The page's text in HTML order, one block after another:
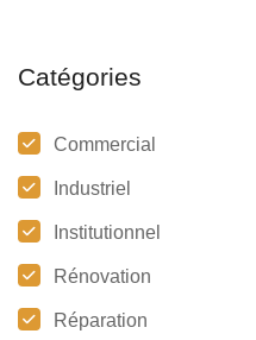
Catégories
Commercial
Industriel
Institutionnel
Rénovation
Réparation